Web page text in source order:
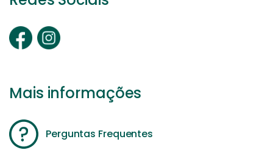
Mais informações
Perguntas Frequentes